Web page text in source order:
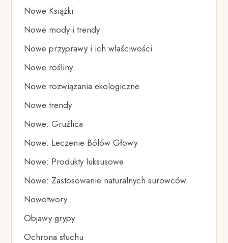
Nowe Książki
Nowe mody i trendy
Nowe przyprawy i ich właściwości
Nowe rośliny
Nowe rozwiązania ekologiczne
Nowe trendy
Nowe: Gruźlica
Nowe: Leczenie Bólów Głowy
Nowe: Produkty luksusowe
Nowe: Zastosowanie naturalnych surowców
Nowotwory
Objawy grypy
Ochrona słuchu